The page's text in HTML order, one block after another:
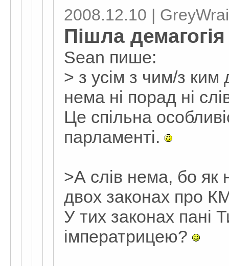
2008.12.10 |
Пішла
Sean пише:
> з усім з чим/з
нема ні порад ні
Це спільна
парламенті.
>А слів нема, бо як
двох законах про
У тих законах пані
імператрицею?